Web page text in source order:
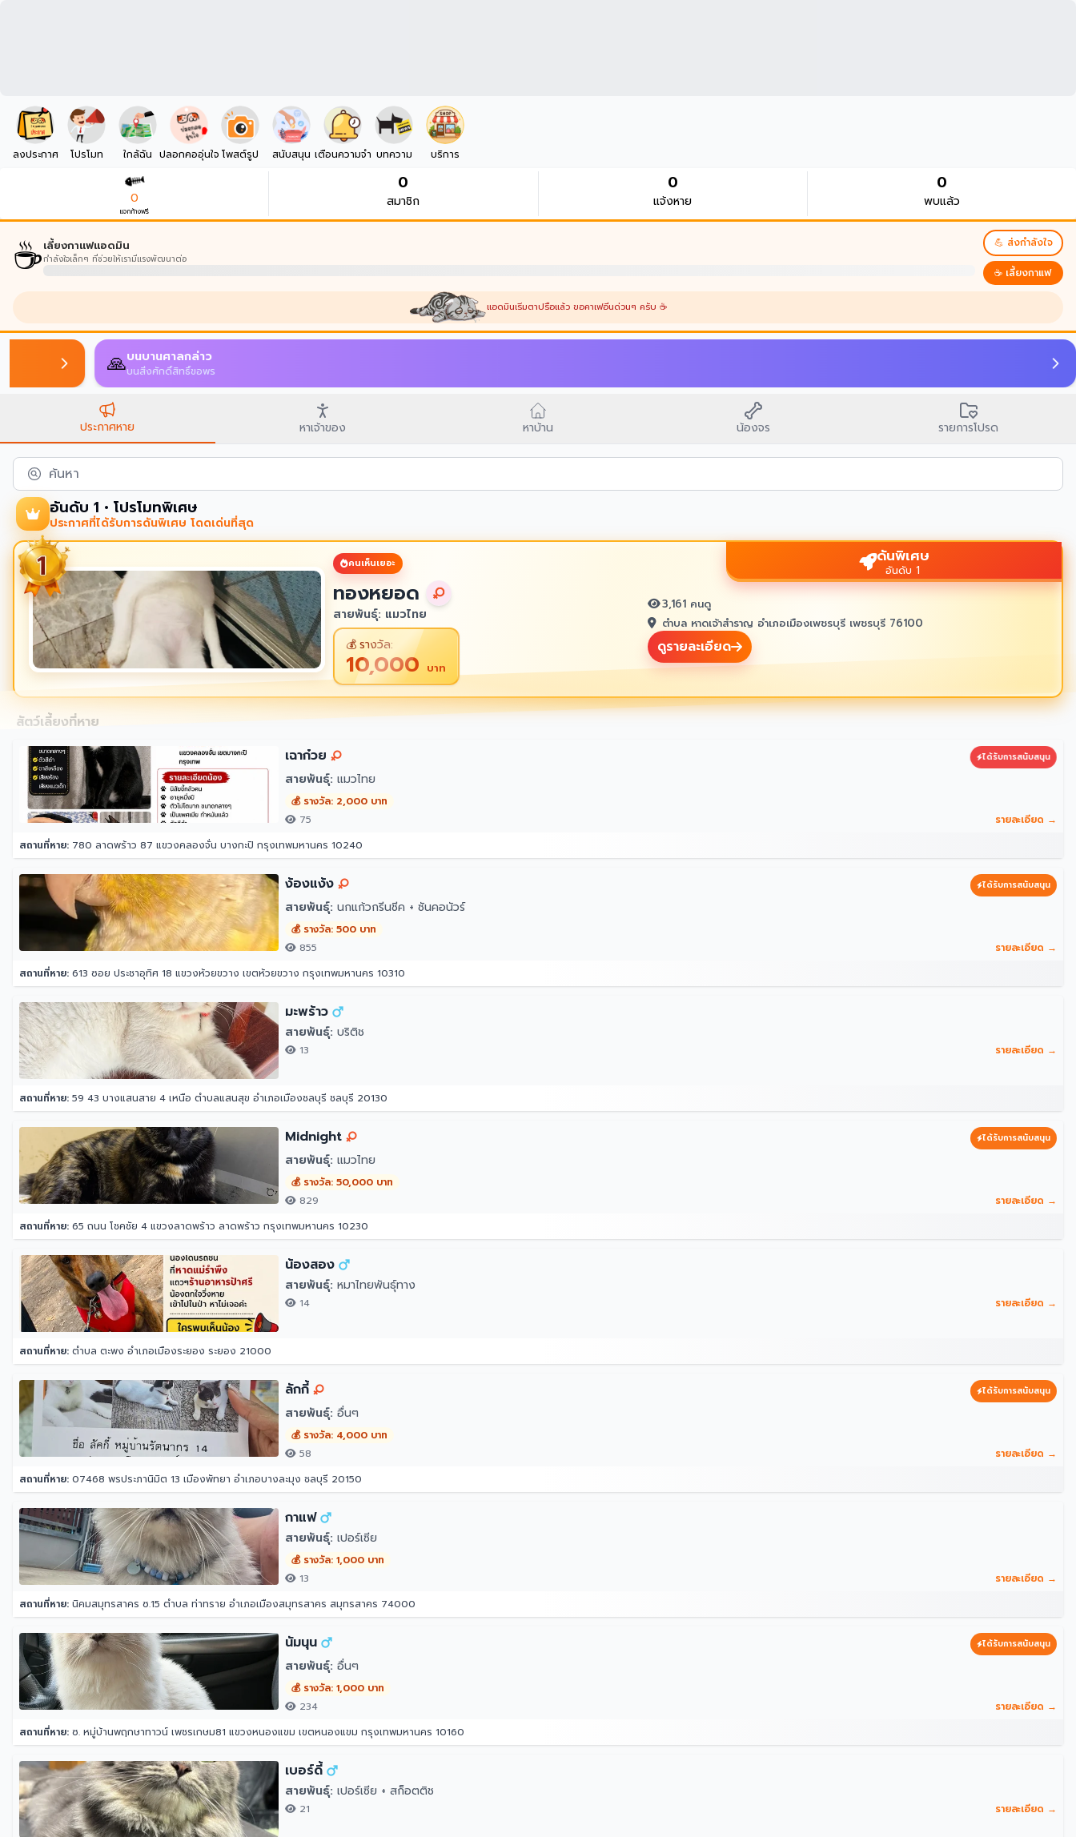
ลงประกาศ โปรโมท ใกล้ฉัน ปลอกคออุ่นใจ โพสต์รูป สนับสนุน เตือนความจำ บทความ บริการ
0
แจกก้างฟรี
0
สมาชิก
0
แจ้งหาย
0
พบแล้ว
☕เลี้ยงกาแฟแอดมิน
กำลังใจเล็กๆ ที่ช่วยให้เรามีแรงพัฒนาต่อ
💪 ส่งกำลังใจ
☕ เลี้ยงกาแฟ
แอดมินเริ่มตาปรือแล้ว ขอคาเฟอีนด่วนๆ ครับ ☕
🙏บนบานศาลกล่าว
บนสิ่งศักดิ์สิทธิ์ขอพร
ประกาศหาย หาเจ้าของ หาบ้าน น้องจร รายการโปรด
ค้นหา
อันดับ 1 • โปรโมทพิเศษ
ประกาศที่ได้รับการดันพิเศษ โดดเด่นที่สุด
คนเห็นเยอะ
ทองหยอด
สายพันธุ์: แมวไทย
💰 รางวัล:
10,000 บาท
ดันพิเศษ
อันดับ 1
3,161 คนดู
ตำบล หาดเจ้าสำราญ อำเภอเมืองเพชรบุรี เพชรบุรี 76100
ดูรายละเอียด
สัตว์เลี้ยงที่หาย
เฉาก๋วย
ได้รับการสนับสนุน
สายพันธุ์: แมวไทย
💰 รางวัล: 2,000 บาท
75
รายละเอียด →
สถานที่หาย: 780 ลาดพร้าว 87 แขวงคลองจั่น บางกะปิ กรุงเทพมหานคร 10240
ง้องแง้ง ได้รับการสนับสนุน
สายพันธุ์: นกแก้วกรีนชีค + ซันคอนัวร์
💰 รางวัล: 500 บาท
855
รายละเอียด →
สถานที่หาย: 613 ซอย ประชาอุทิศ 18 แขวงห้วยขวาง เขตห้วยขวาง กรุงเทพมหานคร 10310
มะพร้าว
สายพันธุ์: บริติช
13 รายละเอียด →
สถานที่หาย: 59 43 บางแสนสาย 4 เหนือ ตำบลแสนสุข อำเภอเมืองชลบุรี ชลบุรี 20130
Midnight ได้รับการสนับสนุน
สายพันธุ์: แมวไทย
💰 รางวัล: 50,000 บาท
829
รายละเอียด →
สถานที่หาย: 65 ถนน โชคชัย 4 แขวงลาดพร้าว ลาดพร้าว กรุงเทพมหานคร 10230
น้องสอง
สายพันธุ์: หมาไทยพันธุ์ทาง
14 รายละเอียด →
สถานที่หาย: ตำบล ตะพง อำเภอเมืองระยอง ระยอง 21000
ลักกี้ ได้รับการสนับสนุน
สายพันธุ์: อื่นๆ
💰 รางวัล: 4,000 บาท
58
รายละเอียด →
สถานที่หาย: 07468 พรประภานิมิต 13 เมืองพัทยา อำเภอบางละมุง ชลบุรี 20150
กาแฟ
สายพันธุ์: เปอร์เซีย
💰 รางวัล: 1,000 บาท
13
รายละเอียด →
สถานที่หาย: นิคมสมุทรสาคร ซ.15 ตำบล ท่าทราย อำเภอเมืองสมุทรสาคร สมุทรสาคร 74000
นัมนุน ได้รับการสนับสนุน
สายพันธุ์: อื่นๆ
💰 รางวัล: 1,000 บาท
234
รายละเอียด →
สถานที่หาย: ซ. หมู่บ้านพฤกษาทาวน์ เพชรเกษม81 แขวงหนองแขม เขตหนองแขม กรุงเทพมหานคร 10160
เบอร์ดี้
สายพันธุ์: เปอร์เซีย + สก็อตติช
21 รายละเอียด →